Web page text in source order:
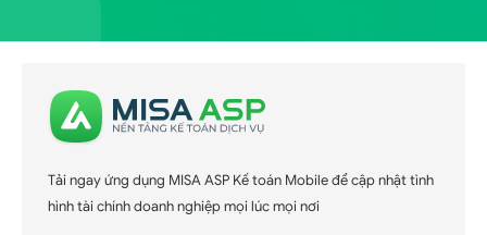
Tải ngay ứng dụng MISA ASP Kế toán Mobile để cập nhật tình
hình tài chính doanh nghiệp mọi lúc mọi nơi